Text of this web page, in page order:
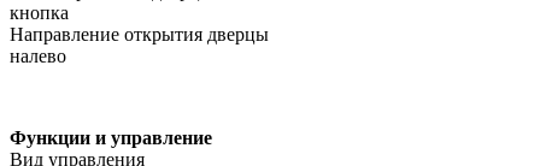
кнопка
Направление открытия дверцы
налево
Функции и управление
Вид управления